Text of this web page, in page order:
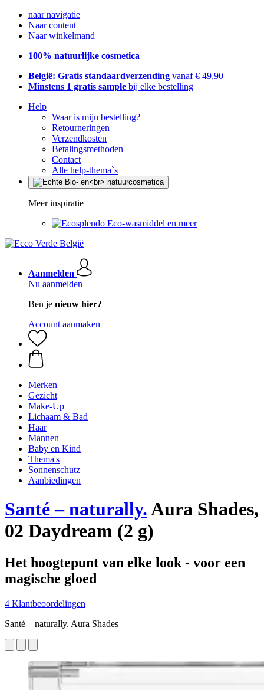
naar navigatie
Naar content
Naar winkelmand
100% natuurlijke cosmetica
België: Gratis standaardverzending vanaf € 49,90
Minstens 1 gratis sample bij elke bestelling
Help
Waar is mijn bestelling?
Retourneringen
Verzendkosten
Betalingsmethoden
Contact
Alle help-thema`s
Meer inspiratie
Eco-wasmiddel en meer
Aanmelden
Nu aanmelden
Ben je nieuw hier?
Account aanmaken
Merken
Gezicht
Make-Up
Lichaam & Bad
Haar
Mannen
Baby en Kind
Thema's
Sonnenschutz
Aanbiedingen
Santé – naturally.Aura Shades,
02 Daydream (2 g)
Het hoogtepunt van elke look - voor een
magische gloed
4 Klantbeoordelingen
Santé – naturally. Aura Shades